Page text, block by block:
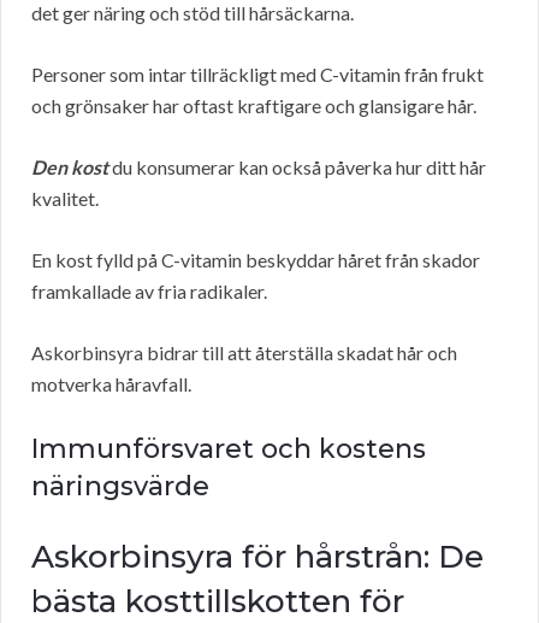
det ger näring och stöd till hårsäckarna.
Personer som intar tillräckligt med C-vitamin från frukt
och grönsaker har oftast kraftigare och glansigare hår.
Den kostdu konsumerar kan också påverka hur ditt hår
kvalitet.
En kost fylld på C-vitamin beskyddar håret från skador
framkallade av fria radikaler.
Askorbinsyra bidrar till att återställa skadat hår och
motverka håravfall.
Immunförsvaret och kostens
näringsvärde
Askorbinsyra för hårstrån: De
bästa kosttillskotten för